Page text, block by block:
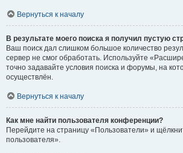
Вернуться к началу
В результате моего поиска я получил пустую
Ваш поиск дал слишком большое количество
сервер не смог обработать. Используйте
точно задавайте условия поиска и форумы, на
осуществлён.
Вернуться к началу
Как мне найти пользователя конференции?
Перейдите на страницу «Пользователи» и
пользователя».